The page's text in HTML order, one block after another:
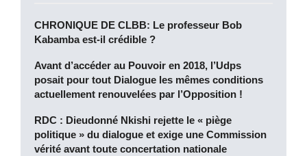
CHRONIQUE DE CLBB: Le professeur Bob
Kabamba est-il crédible ?
Avant d’accéder au Pouvoir en 2018, l’Udps
posait pour tout Dialogue les mêmes conditions
actuellement renouvelées par l’Opposition !
RDC : Dieudonné Nkishi rejette le « piège
politique » du dialogue et exige une Commission
vérité avant toute concertation nationale